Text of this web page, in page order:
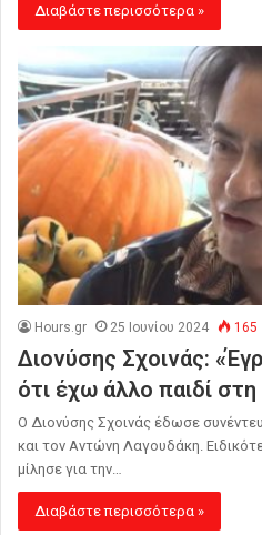
Διαβάστε περισσότερα »
Hours.gr 25 Ιουνίου 2024 165
Διονύσης Σχοινάς:
ότι έχω άλλο παιδί στη
Ο Διονύσης Σχοινάς έδωσε
και τον Αντώνη Λαγουδάκη.
μίλησε για την…
Διαβάστε περισσότερα »